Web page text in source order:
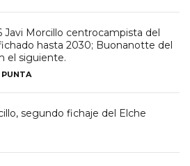
Javi Morcillo centrocampista del
hasta 2030; Buonanotte del
el siguiente.
PUNTA
segundo fichaje del Elche